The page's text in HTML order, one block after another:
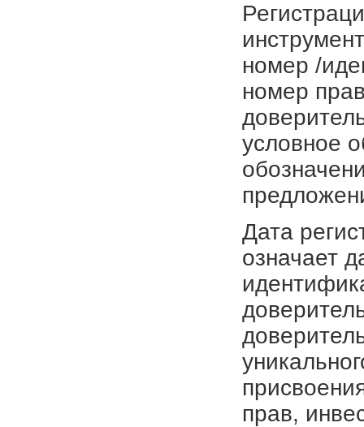
номер /
номер
условное
Дата
означает
прав,